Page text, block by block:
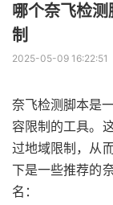
哪个奈飞检
制
2025-05-09 16:22:51
奈飞检测脚本是
容限制的工具。
过地域限制，从
下是一些推荐的
名：